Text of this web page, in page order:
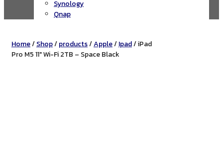
Synology
Qnap
Home/Shop/products/Apple/Ipad/ iPad
Pro M5 11″ Wi-Fi 2TB – Space Black